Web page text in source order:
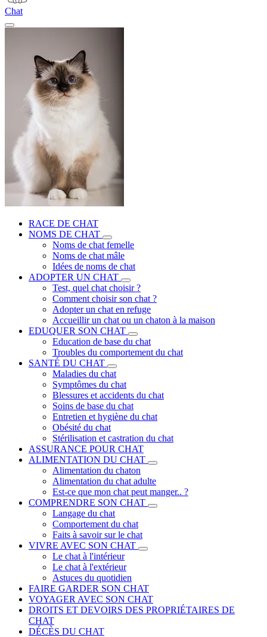
Chat
RACE DE CHAT
NOMS DE CHAT
Noms de chat femelle
Noms de chat mâle
Idées de noms de chat
ADOPTER UN CHAT
Test, quel chat choisir ?
Comment choisir son chat ?
Adopter un chat en refuge
Accueillir un chat ou un chaton à la maison
EDUQUER SON CHAT
Education de base du chat
Troubles du comportement du chat
SANTÉ DU CHAT
Maladies du chat
Symptômes du chat
Blessures et accidents du chat
Soins de base du chat
Entretien et hygiène du chat
Obésité du chat
Stérilisation et castration du chat
ASSURANCE POUR CHAT
ALIMENTATION DU CHAT
Alimentation du chaton
Alimentation du chat adulte
Est-ce que mon chat peut manger.. ?
COMPRENDRE SON CHAT
Langage du chat
Comportement du chat
Faits à savoir sur le chat
VIVRE AVEC SON CHAT
Le chat à l'intérieur
Le chat à l'extérieur
Astuces du quotidien
FAIRE GARDER SON CHAT
VOYAGER AVEC SON CHAT
DROITS ET DEVOIRS DES PROPRIÉTAIRES DE
CHAT
DÉCÈS DU CHAT